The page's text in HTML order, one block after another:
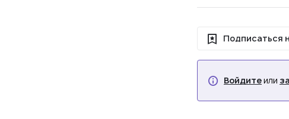
Подписаться
Войдитеили